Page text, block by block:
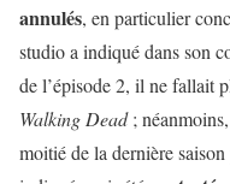
annulés, en particulier
studio a indiqué dans son
de l’épisode 2, il ne fallait
Walking Dead; néanmoins,
moitié de la dernière